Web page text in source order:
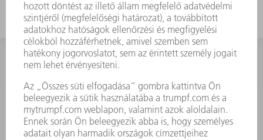
KAPCSOLAT
Szerszám
3628576045
08.00 - 16.30
szerszam@hu.trumpf.com
KAPCSOLAT